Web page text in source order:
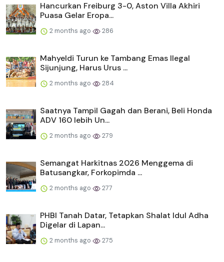
Hancurkan Freiburg 3-0, Aston Villa Akhiri
Puasa Gelar Eropa...
2 months ago 286
Mahyeldi Turun ke Tambang Emas Ilegal
Sijunjung, Harus Urus ...
2 months ago 284
Saatnya Tampil Gagah dan Berani, Beli Honda
ADV 160 lebih Un...
2 months ago 279
Semangat Harkitnas 2026 Menggema di
Batusangkar, Forkopimda ...
2 months ago 277
PHBI Tanah Datar, Tetapkan Shalat Idul Adha
Digelar di Lapan...
2 months ago 275